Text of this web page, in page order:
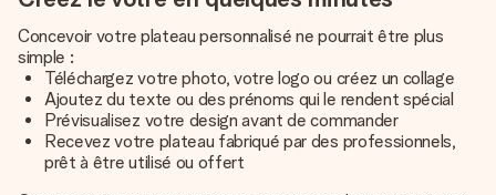
Concevoir votre plateau personnalisé ne pourrait être plus
simple :
Téléchargez votre photo, votre logo ou créez un collage
Ajoutez du texte ou des prénoms qui le rendent spécial
Prévisualisez votre design avant de commander
Recevez votre plateau fabriqué par des professionnels,
prêt à être utilisé ou offert